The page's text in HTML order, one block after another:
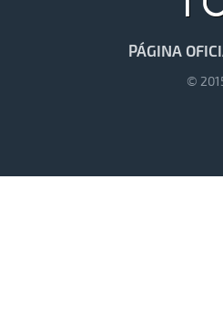
PÁGINA
©